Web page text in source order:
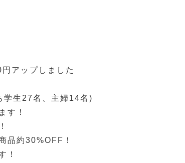
アップしました
生27名、主婦14名)
す！
品約30%OFF！
！